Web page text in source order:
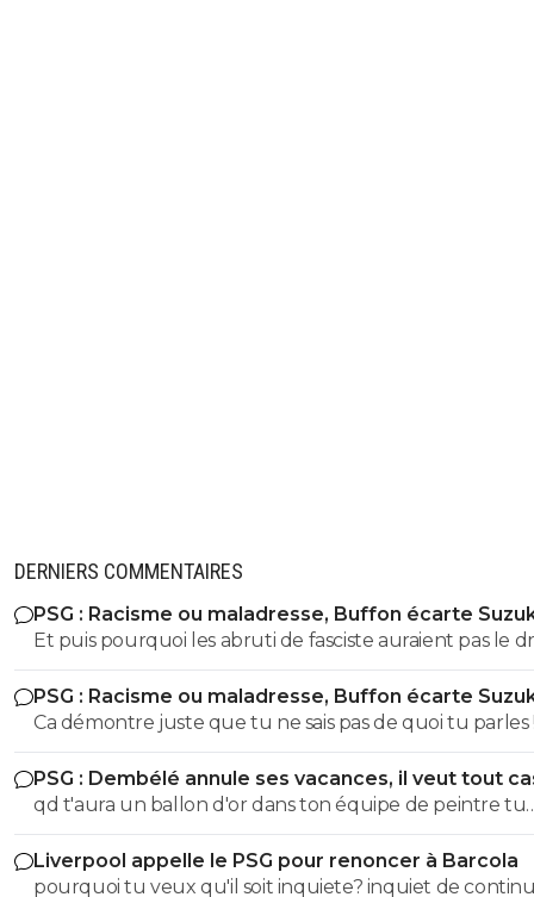
DERNIERS COMMENTAIRES
PSG : Racisme ou maladresse, Buffon écarte
Et puis pourquoi les abruti de fasciste auraient pas le
s'exprimer? Toi t'es un gros débile qui sait pas faire la
différence entre nazisme et fascisme, t'a bien le droit de
t'exprimer lol Tous les abrutis et idiots ont le droit de
s'exprimer lol
PSG : Racisme ou maladresse, Buffon écarte
Ca démontre juste que tu ne sais pas de quoi tu parles !!
etre sacrément débile pour confondre nazisme et
T'a meme pas le niveau en histoire d'un collégien...
partir de là tes idées politiques on s'en tape Quand on sait pas
faire la différence entre le nazisme et le fascisme
parle pas de politique vu qu'on est un putain d'ignare ! Merci
PSG : Dembélé annule ses vacances, il veut tout
qd t'aura un ballon d'or dans ton équipe de peintre tu
pourras la ramener le bouffon de service
Liverpool appelle le PSG pour renoncer à Barcola
pourquoi tu veux qu'il soit inquiete? inquiet de